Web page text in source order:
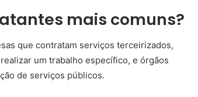
mais comuns?
que contratam serviços terceirizados,
um trabalho específico, e órgãos
de serviços públicos.